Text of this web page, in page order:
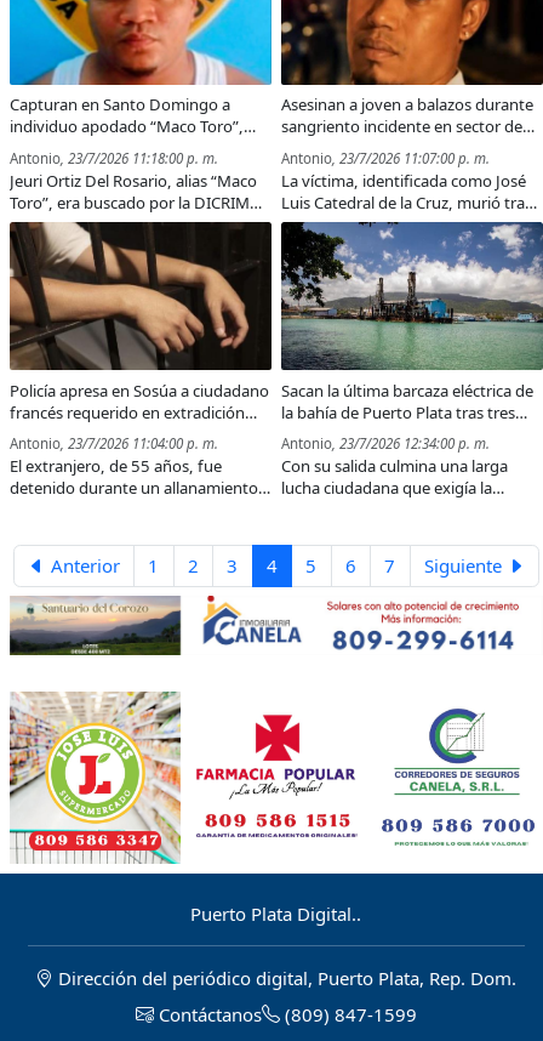
quienes transitan por la zona.
Capturan en Santo Domingo a
individuo apodado “Maco Toro”,
acusado de doble asesinato en
Puerto Plata
Antonio, 23/7/2026 11:18:00 p. m.
Jeuri Ortiz Del Rosario, alias “Maco
Toro”, era buscado por la DICRIM
tras ser señalado en dos hechos de
sangre ocurridos en Puerto Plata;
será trasladado a esta provincia
para responder ante la justicia.
Asesinan a joven a balazos durante
sangriento incidente en sector de
Puerto Plata
Antonio, 23/7/2026 11:07:00 p. m.
La víctima, identificada como José
Luis Catedral de la Cruz, murió tras
recibir varios impactos de bala
durante una trifulca en el sector El
Javillar; autoridades investigan el
hecho para esclarecer las
circunstancias.
Policía apresa en Sosúa a ciudadano
francés requerido en extradición
por presunta estafa transnacional
Antonio, 23/7/2026 11:04:00 p. m.
El extranjero, de 55 años, fue
detenido durante un allanamiento
autoridades francesas por su
presunta participación en una red
de estafa y lavado de activos que
habría afectado a 61 víctimas en
varios países.
Sacan la última barcaza eléctrica de
la bahía de Puerto Plata tras tres
décadas de generación y
contaminación ambiental
Antonio, 23/7/2026 12:34:00 p. m.
Con su salida culmina una larga
lucha ciudadana que exigía la
desarrollo turístico de Puerto Plata.
Anterior 1 2 3 4 5 6 7 Siguiente
Puerto Plata Digital..
Dirección del periódico digital, Puerto Plata, Rep. Dom.
Contáctanos
(809) 847-1599